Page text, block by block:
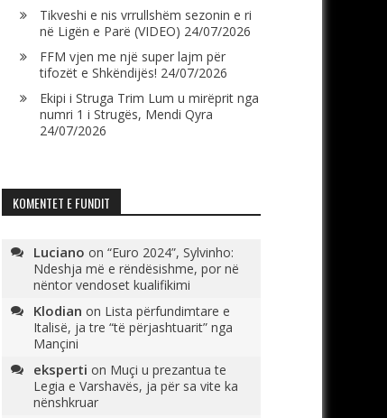
Tikveshi e nis vrrullshëm sezonin e ri
në Ligën e Parë (VIDEO) 24/07/2026
FFM vjen me një super lajm për
tifozët e Shkëndijës! 24/07/2026
Ekipi i Struga Trim Lum u mirëprit nga
numri 1 i Strugës, Mendi Qyra
24/07/2026
KOMENTET E FUNDIT
Luciano on “Euro 2024”, Sylvinho:
Ndeshja më e rëndësishme, por në
nëntor vendoset kualifikimi
Klodian on Lista përfundimtare e
Italisë, ja tre “të përjashtuarit” nga
Mançini
eksperti on Muçi u prezantua te
Legia e Varshavës, ja për sa vite ka
nënshkruar